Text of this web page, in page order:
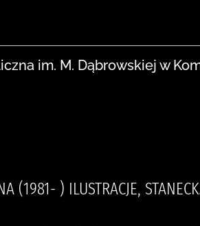
im. M. Dąbrowskiej w
(1981- ) ILUSTRACJE,